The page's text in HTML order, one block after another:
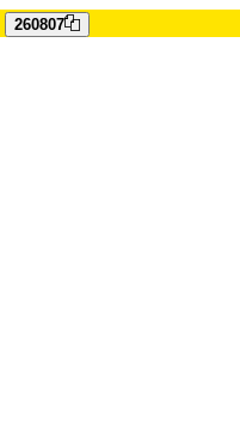
260807